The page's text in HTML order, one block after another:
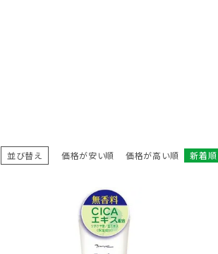
並び替え 価格が安い順 価格が高い順 新着順